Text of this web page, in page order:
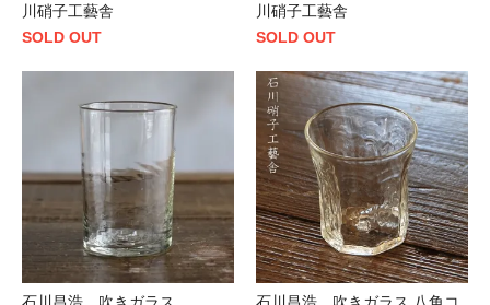
川硝子工藝舎
SOLD OUT
川硝子工藝舎
SOLD OUT
石川昌浩 吹きガラス 石川昌浩 吹きガラス 八角コ